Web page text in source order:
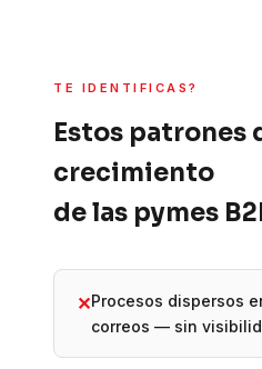
TE IDENTIFICAS?
Estos patrones
crecimiento
de las pymes
✕Procesos dispersos
correos — sin